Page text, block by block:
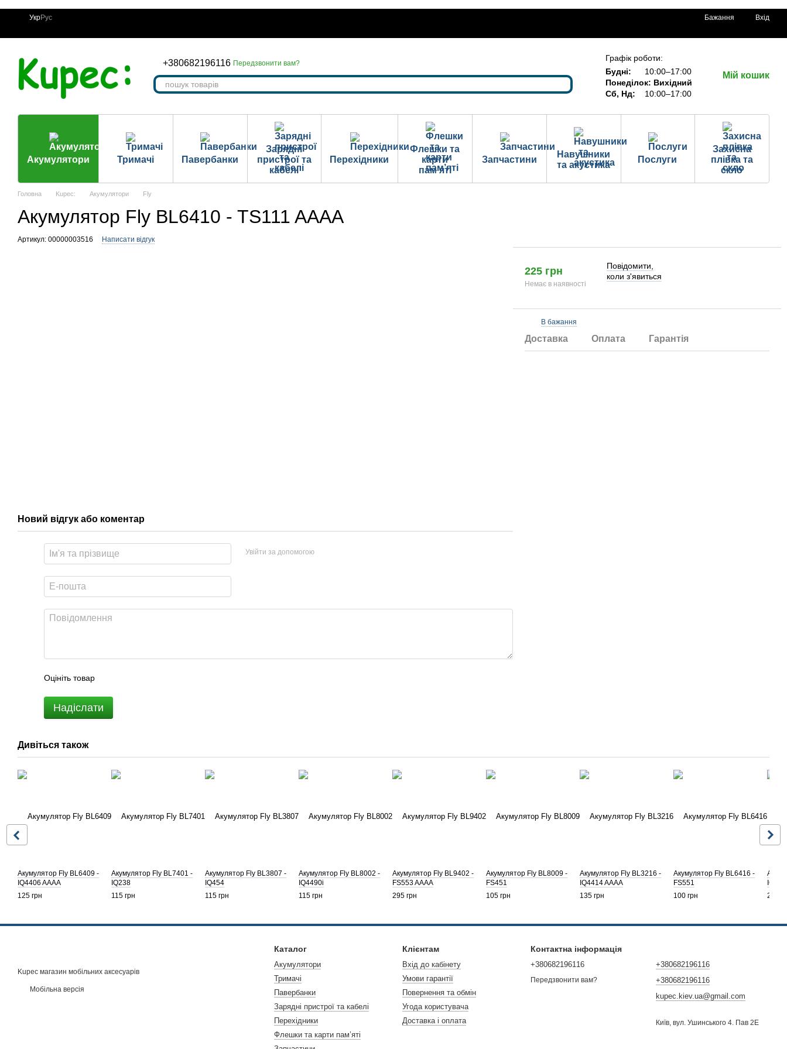
Перейти до основного контенту
УкрРус Бажання Вхід
+380682196116 Передзвонити вам?
Графік роботи:
Будні:
10:00–17:00
Понеділок: Вихідний
Сб, Нд:
10:00–17:00
Мій кошик
Акумулятори Тримачі Павербанки
Зарядні
пристрої та
кабелі
Перехідники
Флешки та
карти
пам’яті
Запчастини
Навушники
та акустика
Послуги
Захисна
плівка та
скло
Головна Kupec: Акумулятори Fly
Акумулятор Fly BL6410 - TS111 AAAA
Артикул: 00000003516 Написати відгук
Новий відгук або коментар
Увійти за допомогою
Оцініть товар
Надіслати
225 грн
Немає в наявності
Повідомити,
коли з'явиться
В бажання
Доставка Оплата Гарантія
Дивіться також
Акумулятор Fly BL6409 -
IQ4406 AAAA
125 грн
Акумулятор Fly BL7401 -
IQ238
115 грн
Акумулятор Fly BL3807 -
IQ454
115 грн
Акумулятор Fly BL8002 -
IQ4490i
115 грн
Акумулятор Fly BL9402 -
FS553 AAAA
295 грн
Акумулятор Fly BL8009 -
FS451
105 грн
Акумулятор Fly BL3216 -
IQ4414 AAAA
135 грн
Акумулятор Fly BL6416 -
FS551
100 грн
240
Kupec магазин мобільних аксесуарів
Мобільна версія
Каталог
Акумулятори
Тримачі
Павербанки
Зарядні пристрої та кабелі
Перехідники
Флешки та карти пам’яті
Клієнтам
Вхід до кабінету
Умови гарантії
Повернення та обмін
Угода користувача
Доставка і оплата
Контактна інформація
+380682196116
Передзвонити вам?
+380682196116
+380682196116
kupec.kiev.ua@gmail.com
Київ, вул. Ушинського 4. Пав 2Е